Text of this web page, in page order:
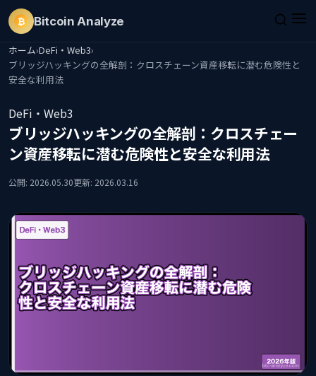
₿ Bitcoin Analyze
ホーム›DeFi・Web3›
ブリッジハッキングの全解剖：クロスチェーン資産移転に潜む危険性と
安全な利用法
DeFi・Web3
ブリッジハッキングの全解剖：クロスチェー
ン資産移転に潜む危険性と安全な利用法
公開: 2026.05.30更新: 2026.03.16